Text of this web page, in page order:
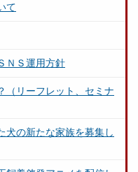
て
ＮＳ運用方針
（リーフレット、セミナ
犬の新たな家族を募集し